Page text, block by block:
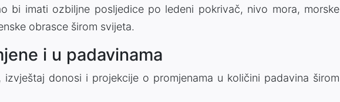
bi imati ozbiljne posljedice po ledeni pokrivač, nivo mora, morske
obrasce širom svijeta.
i u padavinama
izvještaj donosi i projekcije o promjenama u količini padavina širom